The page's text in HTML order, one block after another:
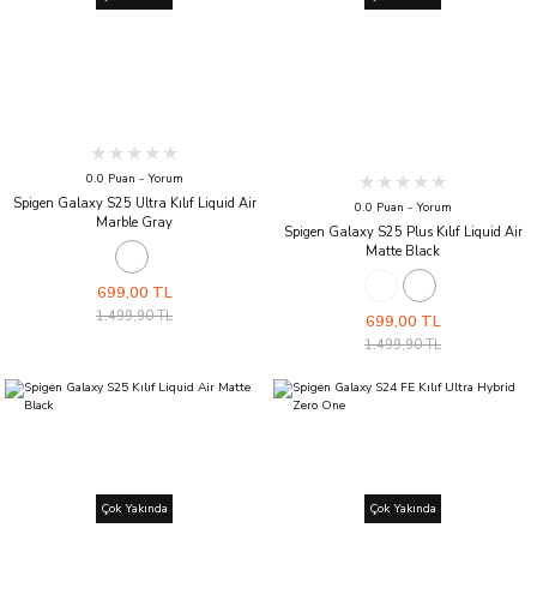
0.0 Puan - Yorum
Spigen Galaxy S25 Ultra Kılıf Liquid Air
Marble Gray
699,00 TL
1.499,90 TL
0.0 Puan - Yorum
Spigen Galaxy S25 Plus Kılıf Liquid Air
Matte Black
699,00 TL
1.499,90 TL
Çok Yakında Çok Yakında